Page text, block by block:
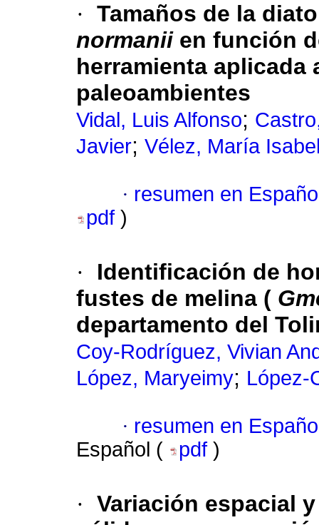
· Tamaños de la
normaniien función
herramienta aplicada
paleoambientes
Vidal, Luis Alfonso;
Javier; Vélez, María
· resumen en
pdf )
·
Identificación de
fustes de melina (
departamento del
Coy-Rodríguez, Vivian
López, Maryeimy; López-
· resumen en
Español (
pdf )
· Variación espacial